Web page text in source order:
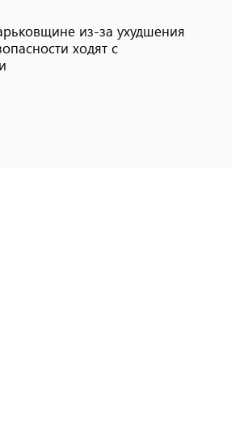
из-за ухудшения
ходят с